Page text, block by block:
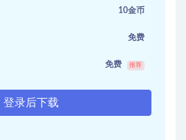
10金币
免费
免费 推荐
登录后下载